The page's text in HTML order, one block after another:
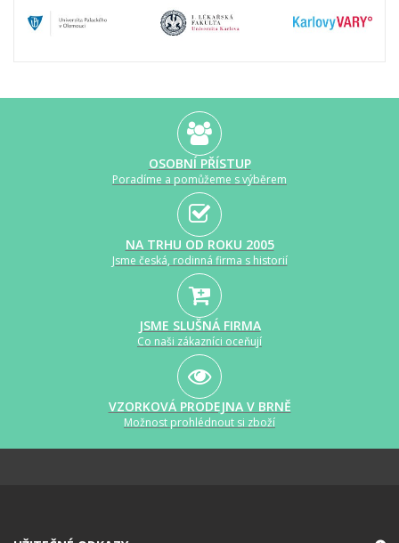
OSOBNÍ PŘÍSTUP
Poradíme a pomůžeme s výběrem
NA TRHU OD ROKU 2005
Jsme česká, rodinná firma s historií
JSME SLUŠNÁ FIRMA
Co naši zákazníci oceňují
VZORKOVÁ PRODEJNA V BRNĚ
Možnost prohlédnout si zboží